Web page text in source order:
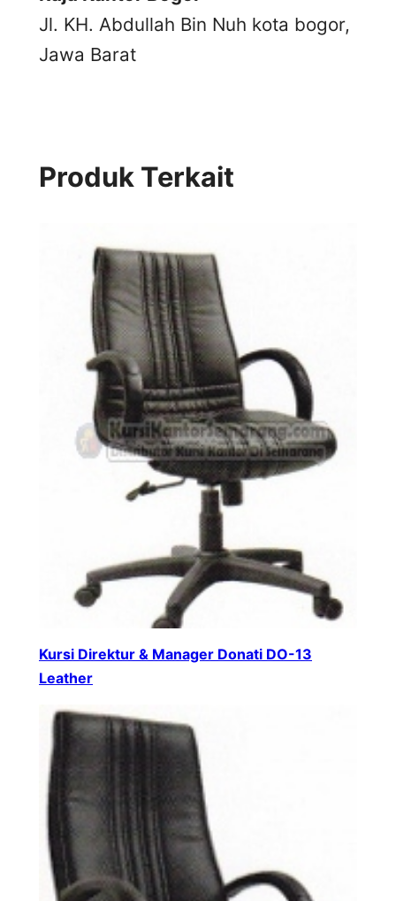
Jl. KH. Abdullah Bin Nuh kota bogor,
Jawa Barat
Produk Terkait
Kursi Direktur & Manager Donati DO-13
Leather